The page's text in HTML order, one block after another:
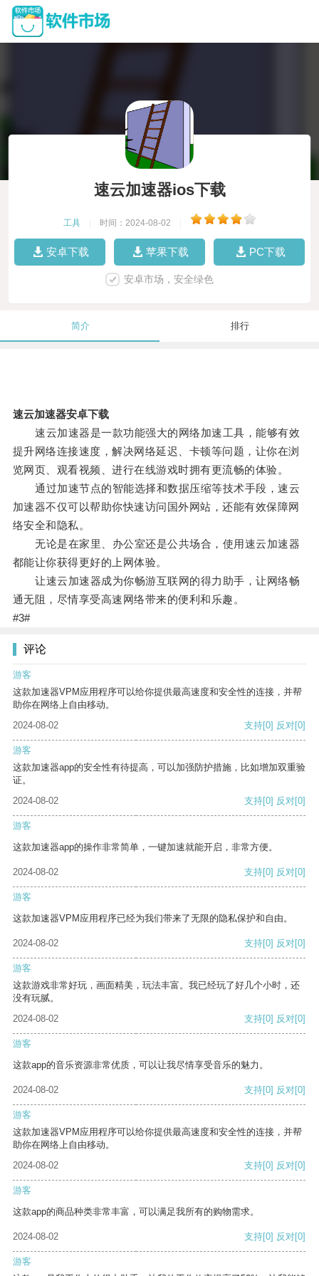
速云加速器ios下载
工具 时间：2024-08-02
安卓下载 苹果下载 PC下载
安卓市场，安全绿色
简介 排行
速云加速器安卓下载
速云加速器是一款功能强大的网络加速工具，能够有效
提升网络连接速度，解决网络延迟、卡顿等问题，让你在浏
览网页、观看视频、进行在线游戏时拥有更流畅的体验。
通过加速节点的智能选择和数据压缩等技术手段，速云
加速器不仅可以帮助你快速访问国外网站，还能有效保障网
络安全和隐私。
无论是在家里、办公室还是公共场合，使用速云加速器
都能让你获得更好的上网体验。
让速云加速器成为你畅游互联网的得力助手，让网络畅
通无阻，尽情享受高速网络带来的便利和乐趣。
#3#
评论
游客
这款加速器VPM应用程序可以给你提供最高速度和安全性的连接，并帮
助你在网络上自由移动。
2024-08-02
支持[0] 反对[0]
游客
这款加速器app的安全性有待提高，可以加强防护措施，比如增加双重验
证。
2024-08-02
支持[0] 反对[0]
游客
这款加速器app的操作非常简单，一键加速就能开启，非常方便。
2024-08-02 支持[0] 反对[0]
游客
这款加速器VPM应用程序已经为我们带来了无限的隐私保护和自由。
2024-08-02 支持[0] 反对[0]
游客
这款游戏非常好玩，画面精美，玩法丰富。我已经玩了好几个小时，还
没有玩腻。
2024-08-02
支持[0] 反对[0]
游客
这款app的音乐资源非常优质，可以让我尽情享受音乐的魅力。
2024-08-02 支持[0] 反对[0]
游客
这款加速器VPM应用程序可以给你提供最高速度和安全性的连接，并帮
助你在网络上自由移动。
2024-08-02
支持[0] 反对[0]
游客
这款app的商品种类非常丰富，可以满足我所有的购物需求。
2024-08-02 支持[0] 反对[0]
游客